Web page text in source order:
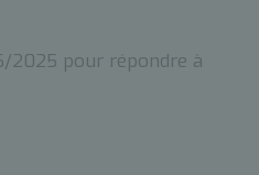
2025 pour répondre à